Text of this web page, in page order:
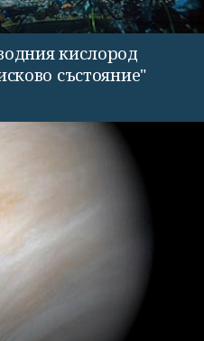
кислород
състояние"